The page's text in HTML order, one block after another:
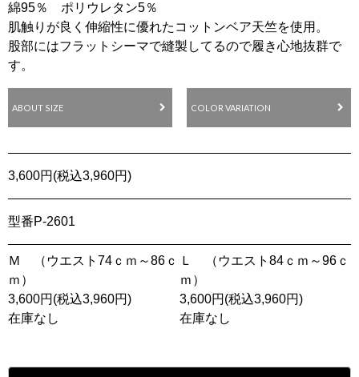
綿95％ ポリウレタン5％
肌触りが良く伸縮性に優れたコットンベア天竺を使用。
股部にはフラットシーマで縫製してるので履き心地抜群で
す。
ABOUT SIZE COLOR VARIATION
3,600円(税込3,960円)
型番P-2601
Ｍ （ウエスト74ｃｍ～86ｃ
ｍ）
Ｌ （ウエスト84ｃｍ～96ｃ
ｍ）
3,600円(税込3,960円)
在庫なし
3,600円(税込3,960円)
在庫なし